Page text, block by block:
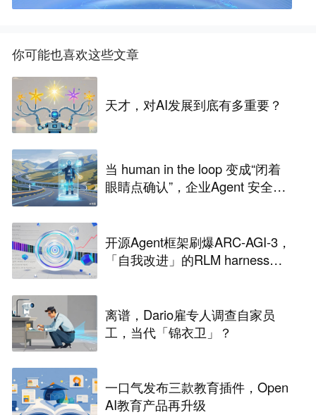
你可能也喜欢这些文章
天才，对AI发展到底有多重要？
当 human in the loop 变成“闭着
眼睛点确认”，企业Agent 安全还
开源Agent框架刷爆ARC-AGI-3，
「自我改进」的RLM harness引
离谱，Dario雇专人调查自家员
工，当代「锦衣卫」？
一口气发布三款教育插件，Open
AI教育产品再升级